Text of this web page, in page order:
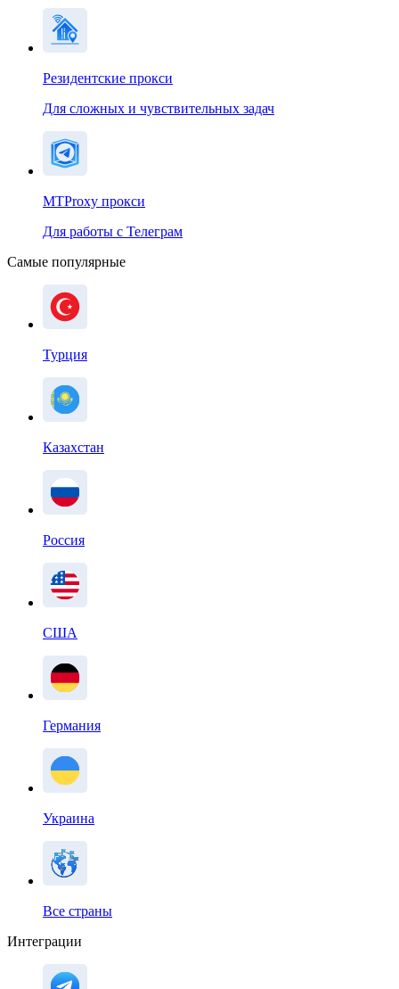
Резидентские прокси
Для сложных и чувствительных задач
MTProxy прокси
Для работы с Телеграм
Самые популярные
Турция
Казахстан
Россия
США
Германия
Украина
Все страны
Интеграции